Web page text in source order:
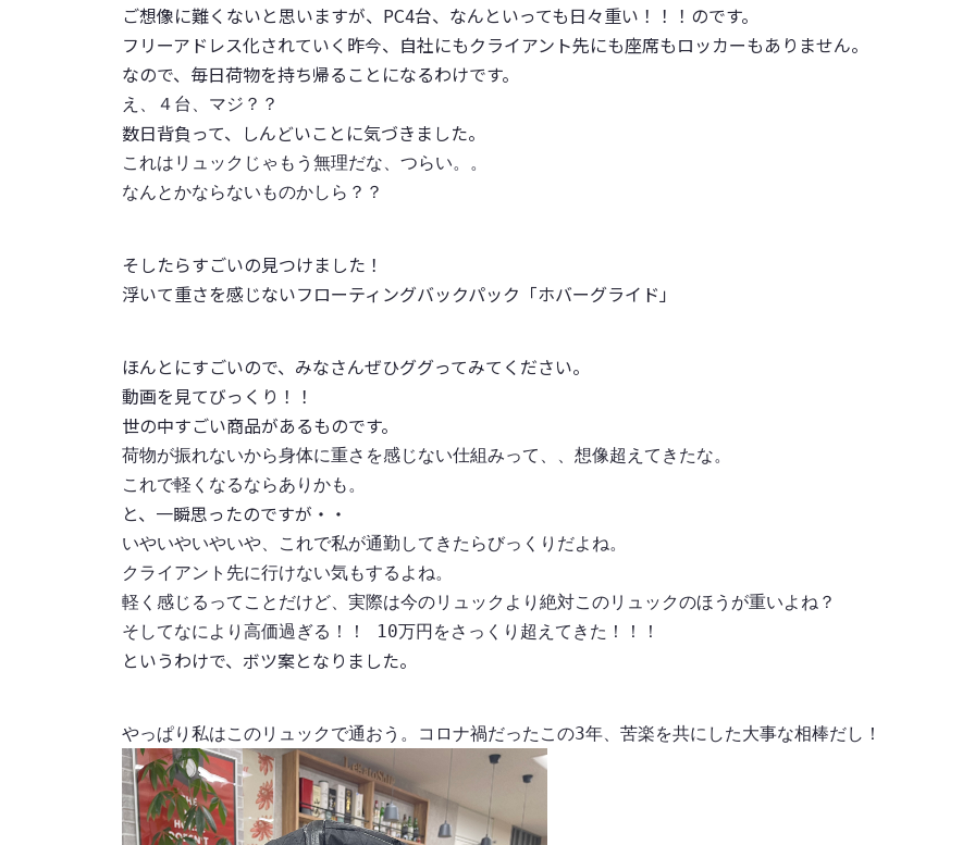
ご想像に難くないと思いますが、PC4台、なんといっても日々重い！！！のです。
フリーアドレス化されていく昨今、自社にもクライアント先にも座席もロッカーもありません。
なので、毎日荷物を持ち帰ることになるわけです。
え、４台、マジ？？
数日背負って、しんどいことに気づきました。
これはリュックじゃもう無理だな、つらい。。
なんとかならないものかしら？？
そしたらすごいの見つけました！
浮いて重さを感じないフローティングバックパック「ホバーグライド」
ほんとにすごいので、みなさんぜひググってみてください。
動画を見てびっくり！！
世の中すごい商品があるものです。
荷物が振れないから身体に重さを感じない仕組みって、、想像超えてきたな。
これで軽くなるならありかも。
と、一瞬思ったのですが・・
いやいやいやいや、これで私が通勤してきたらびっくりだよね。
クライアント先に行けない気もするよね。
軽く感じるってことだけど、実際は今のリュックより絶対このリュックのほうが重いよね？
そしてなにより高価過ぎる！！ 10万円をさっくり超えてきた！！！
というわけで、ボツ案となりました。
やっぱり私はこのリュックで通おう。コロナ禍だったこの3年、苦楽を共にした大事な相棒だし！